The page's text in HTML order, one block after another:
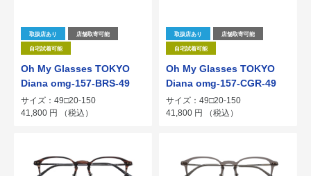
取扱店あり 店舗取寄可能
自宅試着可能
Oh My Glasses TOKYO
Diana omg-157-BRS-49
サイズ：49□20-150
41,800 円 （税込）
取扱店あり 店舗取寄可能
自宅試着可能
Oh My Glasses TOKYO
Diana omg-157-CGR-49
サイズ：49□20-150
41,800 円 （税込）